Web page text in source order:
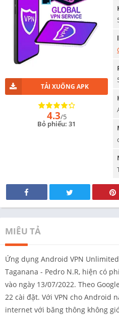
TẢI XUỐNG APK
4.3/5
Bỏ phiếu: 31
MIÊU TẢ
Ứng dụng Android VPN
Taganana - Pedro N.R, hiện có
vào ngày 13/07/2022. Theo
22 cài đặt. Với VPN cho Android
internet với băng thông không